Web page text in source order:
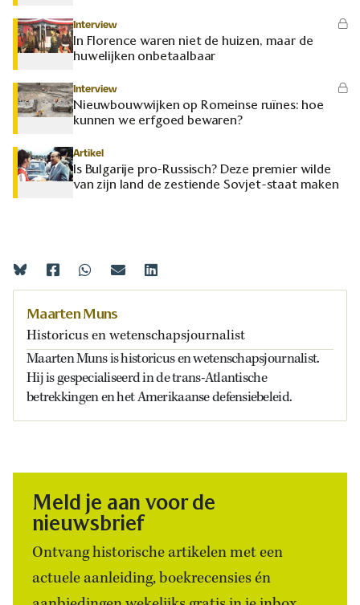
Interview
In Florence waren niet de huizen, maar de
huwelijken onbetaalbaar
Interview
Nieuwbouwwijken op Romeinse ruïnes: hoe
kunnen we erfgoed bewaren?
Artikel
Is Bulgarije pro-Russisch? Deze premier wilde
van zijn land de zestiende Sovjet-staat maken
Maarten Muns
Historicus en wetenschapsjournalist
Maarten Muns is historicus en wetenschapsjournalist.
Hij is gespecialiseerd in de trans-Atlantische
betrekkingen en het Amerikaanse defensiebeleid.
Meld je aan voor de
nieuwsbrief
Ontvang historische artikelen met een
actuele aanleiding, boekrecensies én